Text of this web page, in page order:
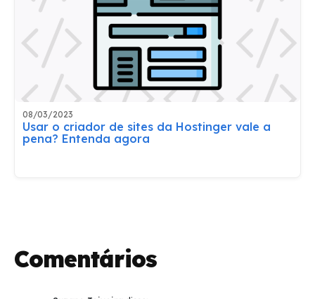
08/03/2023
Usar o criador de sites da Hostinger vale a
pena? Entenda agora
Comentários